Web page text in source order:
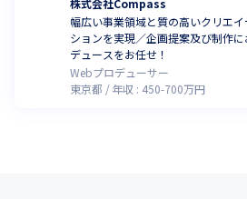
幅広い事業領域と質の高いクリエ
ションを実現／企画提案及び制作
デュースをお任せ！
Webプロデューサー
東京都
年収 : 450-700万円